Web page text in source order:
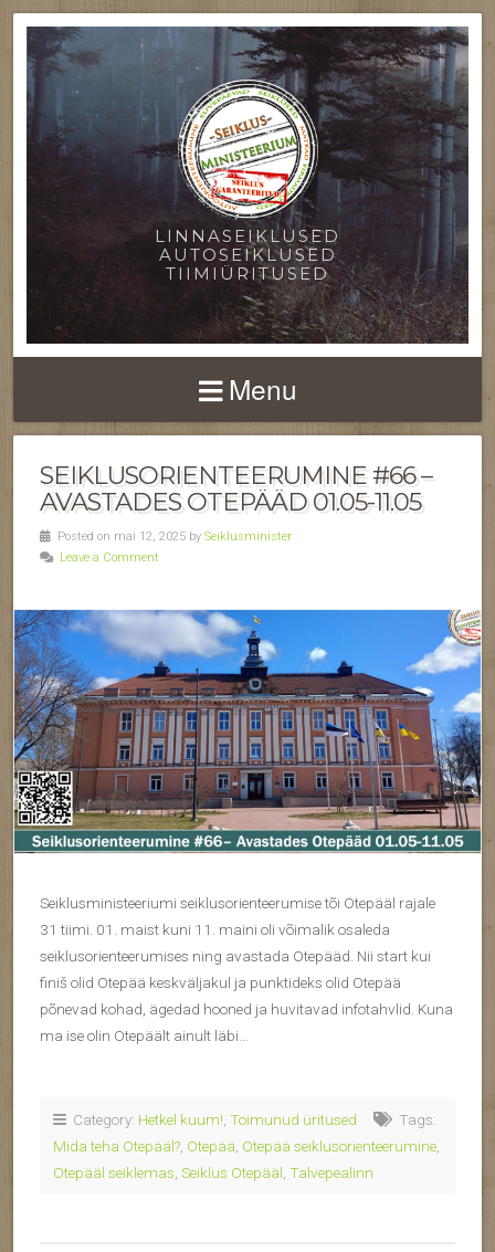
LINNASEIKLUSED
AUTOSEIKLUSED
TIIMIÜRITUSED
Menu
SEIKLUSORIENTEERUMINE #66 –
AVASTADES OTEPÄÄD 01.05-11.05
Posted on mai 12, 2025 by Seiklusminister
Leave a Comment
Seiklusministeeriumi seiklusorienteerumise tõi Otepääl rajale
31 tiimi. 01. maist kuni 11. maini oli võimalik osaleda
seiklusorienteerumises ning avastada Otepääd. Nii start kui
finiš olid Otepää keskväljakul ja punktideks olid Otepää
põnevad kohad, ägedad hooned ja huvitavad infotahvlid. Kuna
ma ise olin Otepäält ainult läbi…
Category: Hetkel kuum! Toimunud üritused
Tags:
Mida teha Otepääl? Otepää Otepää seiklusorienteerumine
Otepääl seiklemas Seiklus Otepääl Talvepealinn